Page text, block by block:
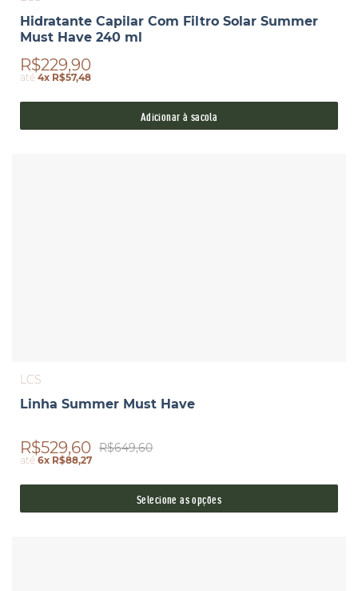
Hidratante Capilar Com Filtro Solar Summer
Must Have 240 ml
R$229,90
até4x R$57,48
Adicionar à sacola
LCS
Linha Summer Must Have
R$529,60 R$649,60
até6x R$88,27
Selecione as opções